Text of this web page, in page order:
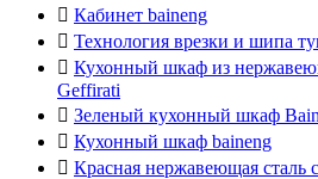
 Кабинет baineng
 Технология врезки и шипа
 Кухонный шкаф из
Geffirati
 Зеленый кухонный шкаф
 Кухонный шкаф baineng
 Красная нержавеющая сталь